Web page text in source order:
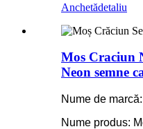
Anchetădetaliu
Mos Craciun
Neon semne
Nume de
Nume produs: